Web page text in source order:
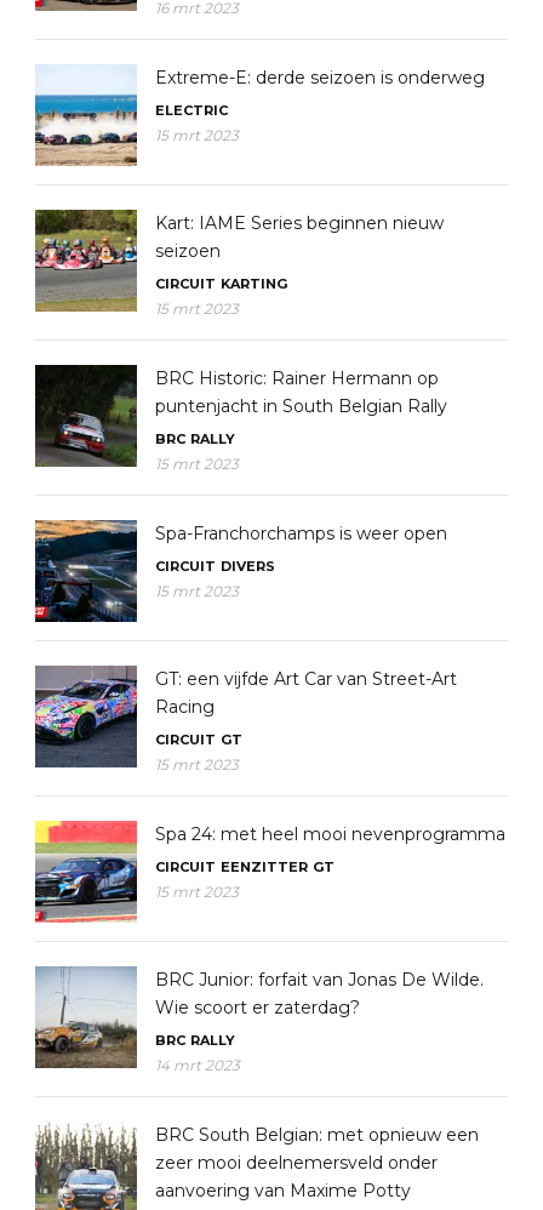
16 mrt 2023
Extreme-E: derde seizoen is onderweg
ELECTRIC
15 mrt 2023
Kart: IAME Series beginnen nieuw
seizoen
CIRCUIT KARTING
15 mrt 2023
BRC Historic: Rainer Hermann op
puntenjacht in South Belgian Rally
BRC RALLY
15 mrt 2023
Spa-Franchorchamps is weer open
CIRCUIT DIVERS
15 mrt 2023
GT: een vijfde Art Car van Street-Art
Racing
CIRCUIT GT
15 mrt 2023
Spa 24: met heel mooi nevenprogramma
CIRCUIT EENZITTER GT
15 mrt 2023
BRC Junior: forfait van Jonas De Wilde.
Wie scoort er zaterdag?
BRC RALLY
14 mrt 2023
BRC South Belgian: met opnieuw een
zeer mooi deelnemersveld onder
aanvoering van Maxime Potty